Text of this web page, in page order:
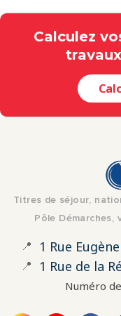
Calculez
Titres de séjour,
Pôle Démarches,
📍 1 Rue
📍 1 Rue de la
Numéro